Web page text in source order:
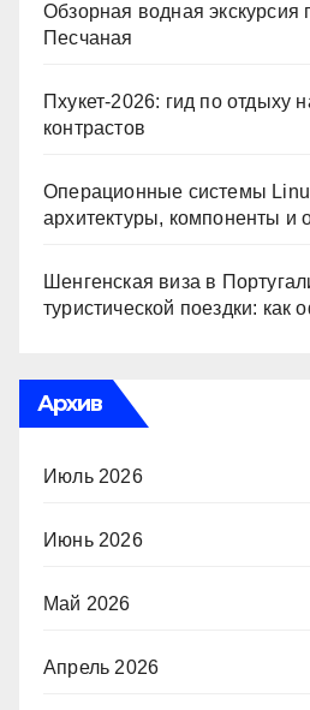
Обзорная водная экскурсия
Песчаная
Пхукет-2026: гид по отдыху
контрастов
Операционные системы
архитектуры, компоненты и
Шенгенская виза в
туристической поездки: как
Архив
Июль 2026
Июнь 2026
Май 2026
Апрель 2026